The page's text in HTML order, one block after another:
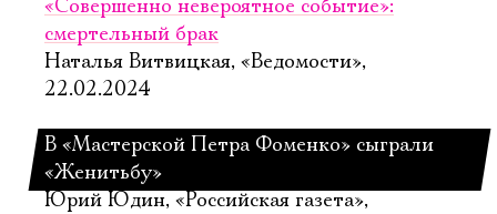
«Совершенно невероятное событие»:
смертельный брак
Наталья Витвицкая, «Ведомости»,
22.02.2024
В «Мастерской Петра Фоменко» сыграли
«Женитьбу»
Юрий Юдин, «Российская газета»,